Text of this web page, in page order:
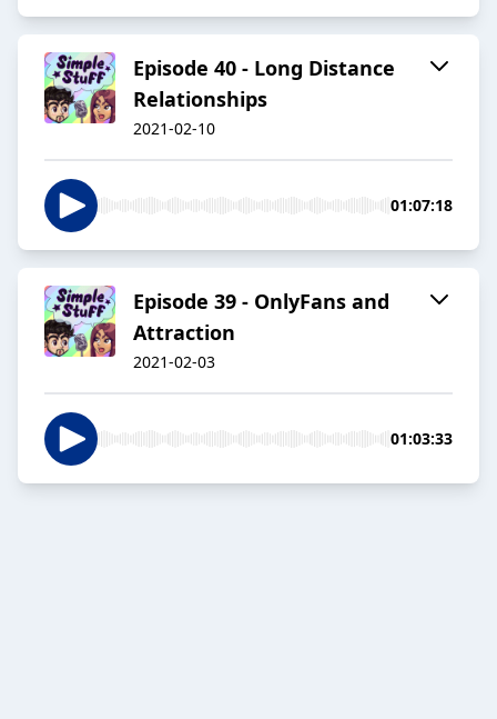
Episode 40 - Long Distance
Relationships
2021-02-10
01:07:18
Episode 39 - OnlyFans and
Attraction
2021-02-03
01:03:33